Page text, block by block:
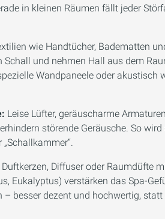
in kleinen Räumen fällt jeder
wie Handtücher, Badematten
Schall und nehmen Hall aus dem
Wandpaneele oder akustisch
Leise Lüfter, geräuscharme
störende Geräusche. So wird
Duftkerzen, Diffuser oder Raumdüfte
Eukalyptus) verstärken das Spa-
– besser dezent und hochwertig,